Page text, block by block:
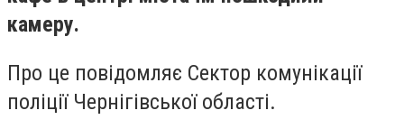
камеру.
Про це повідомляє Сектор комунікації
поліції Чернігівської області.